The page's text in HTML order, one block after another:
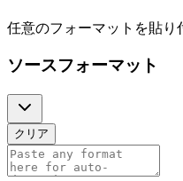
任意のフォーマットを貼り
ソースフォーマット
クリア